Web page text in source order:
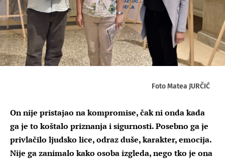
Foto Matea JURČIĆ
On nije pristajao na kompromise, čak ni onda kada
ga je to koštalo priznanja i sigurnosti. Posebno ga je
privlačilo ljudsko lice, odraz duše, karakter, emocija.
Nije ga zanimalo kako osoba izgleda, nego tko je ona